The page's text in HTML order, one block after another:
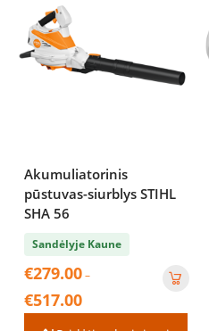
Akumuliatorinis
pūstuvas-siurblys STIHL
SHA 56
Sandėlyje Kaune
€279.00–
€517.00Price
range: